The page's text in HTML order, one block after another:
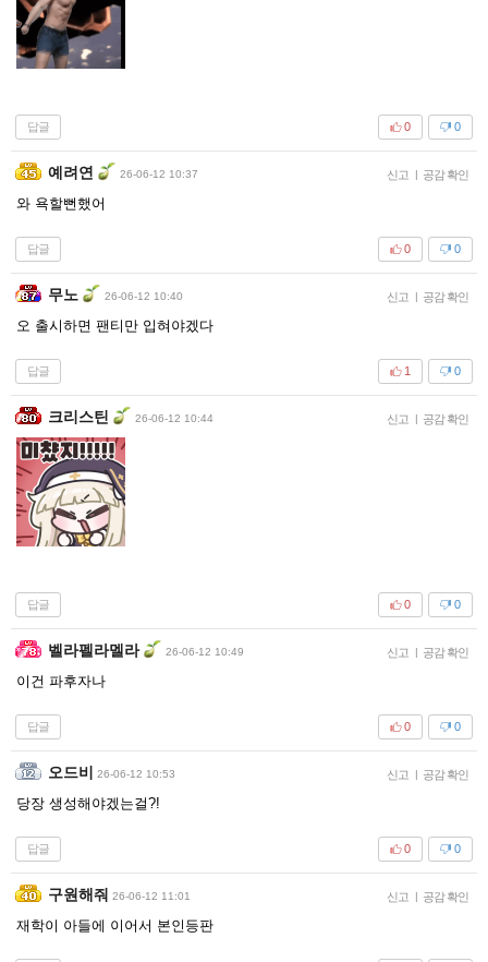
답글 0
0
예려연 26-06-12 10:37 신고 | 공감 확인
와 욕할뻔했어
답글 0
0
무노 26-06-12 10:40 신고 | 공감 확인
오 출시하면 팬티만 입혀야겠다
답글 0
1
크리스틴 26-06-12 10:44 신고 | 공감 확인
답글 0
0
벨라펠라멜라 26-06-12 10:49 신고 | 공감 확인
이건 파후자나
답글 0
0
오드비 26-06-12 10:53 신고 | 공감 확인
당장 생성해야겠는걸?!
답글 0
0
구원해줘 26-06-12 11:01 신고 | 공감 확인
재학이 아들에 이어서 본인등판